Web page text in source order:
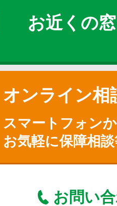
お近くの
オンライン相
スマートフォン
お気軽に保障相
お問い